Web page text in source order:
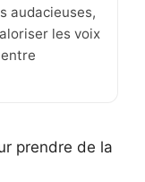
audacieuses,
les voix
prendre de la